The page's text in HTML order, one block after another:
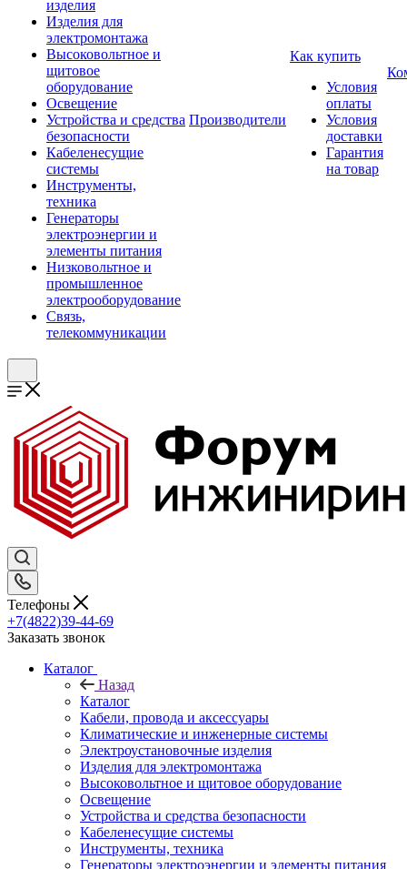
изделия
Изделия для
электромонтажа
Высоковольтное и
щитовое
оборудование
Освещение
Устройства и средства
безопасности
Кабеленесущие
системы
Инструменты,
техника
Генераторы
электроэнергии и
элементы питания
Низковольтное и
промышленное
электрооборудование
Связь,
телекоммуникации
Производители
Как купить
Условия
оплаты
Условия
доставки
Гарантия
на товар
Телефоны
+7(4822)39-44-69
Заказать звонок
Каталог
Назад
Каталог
Кабели, провода и аксессуары
Климатические и инженерные системы
Электроустановочные изделия
Изделия для электромонтажа
Высоковольтное и щитовое оборудование
Освещение
Устройства и средства безопасности
Кабеленесущие системы
Инструменты, техника
Генераторы электроэнергии и элементы питания